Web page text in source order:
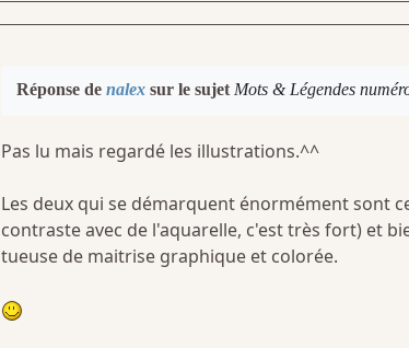
Réponse de nalexsur le sujet Mots & Légendes
Pas lu mais regardé les illustrations.^^
Les deux qui se démarquent énormément sont
contraste avec de l'aquarelle, c'est très fort) et
tueuse de maitrise graphique et colorée.